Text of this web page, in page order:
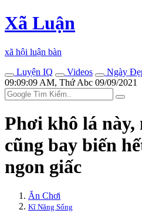
Xã Luận
xã hội luận bàn
Luyện IQ
Videos
Ngày
09:09:09 AM, Thứ Abc 09/09/2021
Phơi khô lá này,
cũng bay biến
ngon giấc
Ăn Chơi
Kĩ Năng Sống